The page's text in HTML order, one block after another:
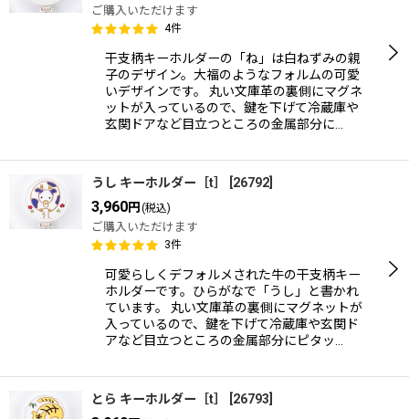
ご購入いただけます
4件
干支柄キーホルダーの「ね」は白ねずみの親
子のデザイン。大福のようなフォルムの可愛
いデザインです。 丸い文庫革の裏側にマグネ
ットが入っているので、鍵を下げて冷蔵庫や
玄関ドアなど目立つところの金属部分に…
うし キーホルダー［t］ 26792
3,960円 (税込)
ご購入いただけます
3件
可愛らしくデフォルメされた牛の干支柄キー
ホルダーです。ひらがなで「うし」と書かれ
ています。 丸い文庫革の裏側にマグネットが
入っているので、鍵を下げて冷蔵庫や玄関ド
アなど目立つところの金属部分にピタッ…
とら キーホルダー［t］ [26793]